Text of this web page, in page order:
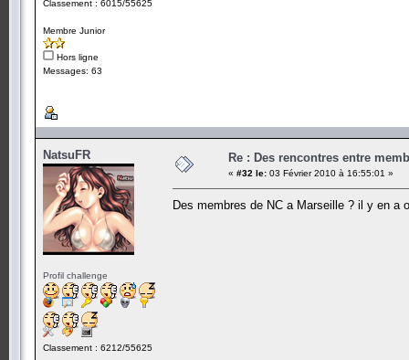
Classement : 6015/55625
Membre Junior
Hors ligne
Messages: 63
NatsuFR
Profil challenge
Classement : 6212/55625
Re : Des rencontres entre
« #32 le: 03 Février 2010 à 16:55:01 »
Des membres de NC a Marseille ? il y en a